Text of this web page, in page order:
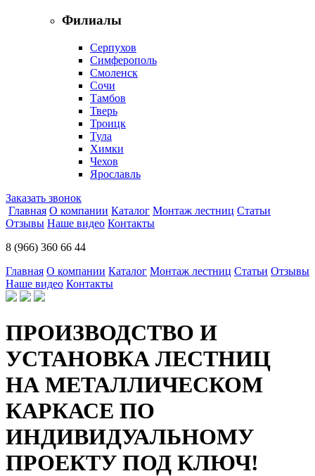
Филиалы
Серпухов
Симферополь
Смоленск
Сочи
Тамбов
Тверь
Троицк
Тула
Химки
Чехов
Ярославль
Заказать звонок
Главная О компании Каталог Монтаж лестниц Статьи
Отзывы Наше видео Контакты
8 (966) 360 66 44
Главная О компании Каталог Монтаж лестниц Статьи Отзывы
Наше видео Контакты
ПРОИЗВОДСТВО И
УСТАНОВКА ЛЕСТНИЦ
НА МЕТАЛЛИЧЕСКОМ
КАРКАСЕ ПО
ИНДИВИДУАЛЬНОМУ
ПРОЕКТУ ПОД КЛЮЧ!